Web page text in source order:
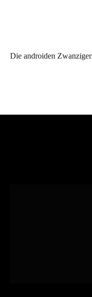
Die androiden Zwanziger